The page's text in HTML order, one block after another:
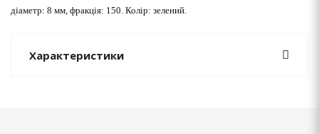
діаметр: 8 мм, фракція: 150. Колір: зелений.
Характеристики